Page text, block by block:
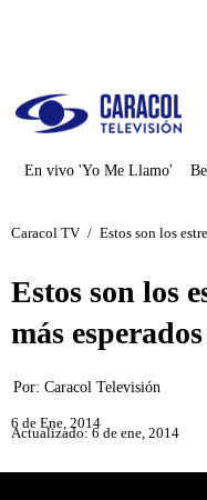
En vivo 'Yo Me Llamo'
Caracol TV / Estos son los
Estos son los
más
Por: Caracol Televisión
6 de Ene, 2014
Actualizado: 6 de ene, 2014